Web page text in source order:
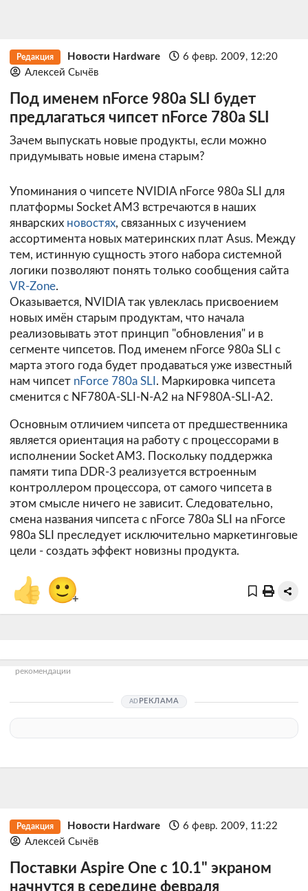
Редакция Новости Hardware
6 февр. 2009, 12:20
Алексей Сычёв
Под именем nForce 980a SLI будет
предлагаться чипсет nForce 780a SLI
Зачем выпускать новые продукты, если можно
придумывать новые имена старым?
Упоминания о чипсете NVIDIA nForce 980a SLI для
платформы Socket AM3 встречаются в наших
январских новостях, связанных с изучением
ассортимента новых материнских плат Asus. Между
тем, истинную сущность этого набора системной
логики позволяют понять только сообщения сайта
VR-Zone.
Оказывается, NVIDIA так увлеклась присвоением
новых имён старым продуктам, что начала
реализовывать этот принцип "обновления" и в
сегменте чипсетов. Под именем nForce 980a SLI с
марта этого года будет продаваться уже известный
нам чипсет nForce 780a SLI . Маркировка чипсета
сменится с NF780A-SLI-N-A2 на NF980A-SLI-A2.
Основным отличием чипсета от предшественника
является ориентация на работу с процессорами в
исполнении Socket AM3. Поскольку поддержка
памяти типа DDR-3 реализуется встроенным
контроллером процессора, от самого чипсета в
этом смысле ничего не зависит. Следовательно,
смена названия чипсета с nForce 780a SLI на nForce
980a SLI преследует исключительно маркетинговые
цели - создать эффект новизны продукта.
👍 🙂+
рекомендации
РЕКЛАМА
Редакция Новости Hardware
6 февр. 2009, 11:22
Алексей Сычёв
Поставки Aspire One с 10.1" экраном
начнутся в середине февраля